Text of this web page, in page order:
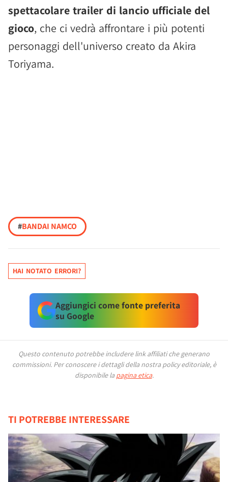
spettacolare trailer di lancio ufficiale del
gioco, che ci vedrà affrontare i più potenti
personaggi dell'universo creato da Akira
Toriyama.
#BANDAI NAMCO
HAI NOTATO ERRORI?
Aggiungici come fonte preferita
su Google
Questo contenuto potrebbe includere link affiliati che generano
commissioni. Per conoscere i dettagli della nostra policy editoriale, è
disponibile la pagina etica.
TI POTREBBE INTERESSARE